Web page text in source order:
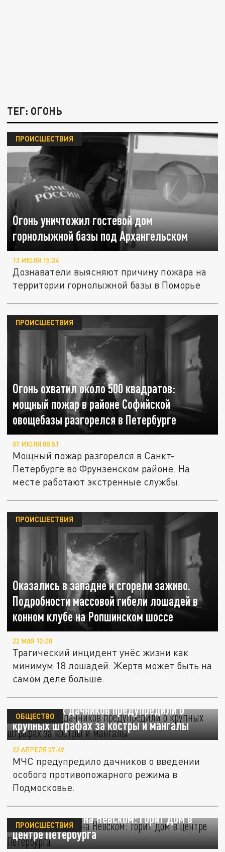
ТЕГ: ОГОНЬ
Огонь уничтожил гостевой дом
горнолыжной базы под Архангельском
ПРОИСШЕСТВИЯ
13 ИЮЛЯ 15:34
Дознаватели выясняют причину пожара на
территории горнолыжной базы в Поморье
Огонь охватил около 500 квадратов:
мощный пожар в районе Софийской
овощебазы разгорелся в Петербурге
ПРОИСШЕСТВИЯ
07 ИЮЛЯ 08:51
Мощный пожар разгорелся в Санкт-
Петербурге во Фрунзенском районе. На
месте работают экстренные службы.
Оказались в западне и сгорели заживо.
Подробности массовой гибели лошадей в
конном клубе на Ропшинском шоссе
ПРОИСШЕСТВИЯ
22 МАЯ 12:00
Трагический инцидент унёс жизни как
минимум 18 лошадей. Жертв может быть на
самом деле больше.
Московских дачников предупредили о
крупных штрафах за костры и мангалы
ОБЩЕСТВО
22 АПРЕЛЯ 07:49
МЧС предупредило дачников о введении
особого противопожарного режима в
Подмосковье.
Крупный пожар на Невском: горит дом в
центре Петербурга
ПРОИСШЕСТВИЯ